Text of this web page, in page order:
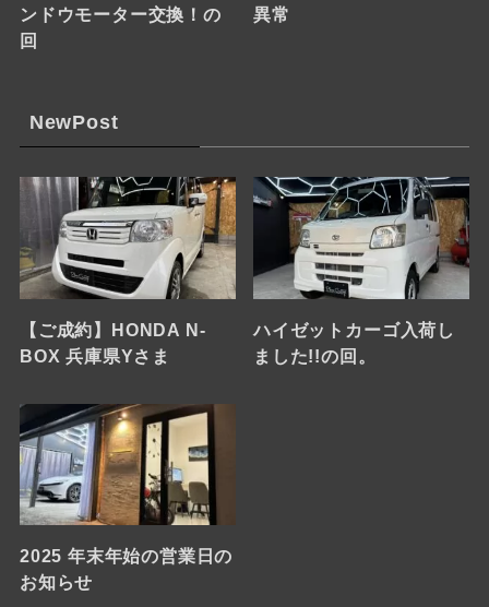
ンドウモーター交換！の
回
異常
NewPost
【ご成約】HONDA N-
BOX 兵庫県Yさま
ハイゼットカーゴ入荷し
ました!!の回。
2025 年末年始の営業日の
お知らせ